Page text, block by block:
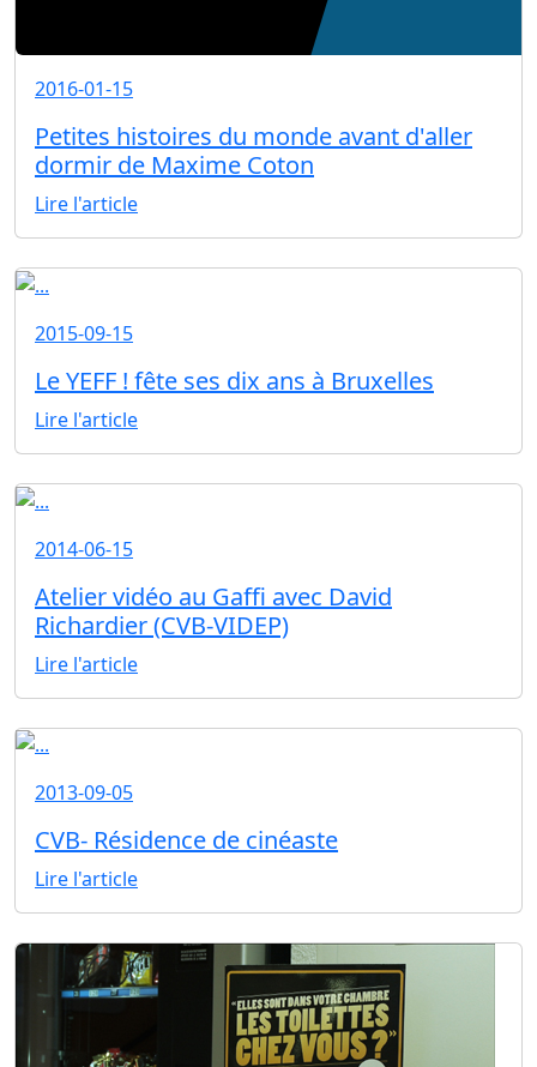
2016-01-15
Petites histoires du monde avant d'aller
dormir de Maxime Coton
Lire l'article
2015-09-15
Le YEFF ! fête ses dix ans à Bruxelles
Lire l'article
2014-06-15
Atelier vidéo au Gaffi avec David
Richardier (CVB-VIDEP)
Lire l'article
2013-09-05
CVB- Résidence de cinéaste
Lire l'article